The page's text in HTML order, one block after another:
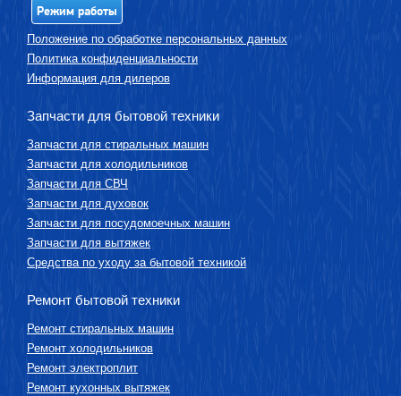
Режим работы
Положение по обработке персональных данных
Политика конфиденциальности
Информация для дилеров
Запчасти для бытовой техники
Запчасти для стиральных машин
Запчасти для холодильников
Запчасти для СВЧ
Запчасти для духовок
Запчасти для посудомоечных машин
Запчасти для вытяжек
Средства по уходу за бытовой техникой
Ремонт бытовой техники
Ремонт стиральных машин
Ремонт холодильников
Ремонт электроплит
Ремонт кухонных вытяжек